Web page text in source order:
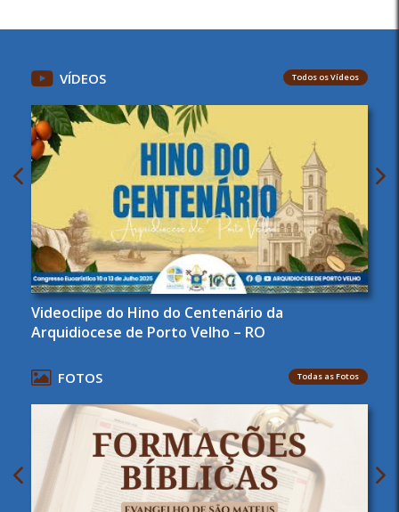
VÍDEOS Todos os Vídeos
Videoclipe do Hino do Centenário da
Arquidiocese de Porto Velho – RO
FOTOS Todas as Fotos